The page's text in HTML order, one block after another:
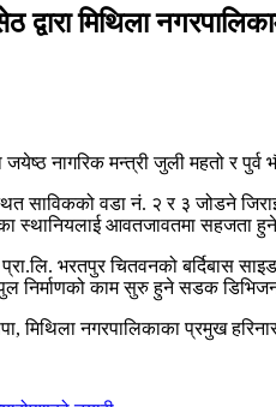
द्वारा मिथिला
नागरिक मन्त्री जुली महतो र पुर्व
साविकको वडा नं. २ र ३ जोडने
स्थानियलाई आवतजावतमा सहजता
भरतपुर चितवनको बर्दिबास
निर्माणको काम सुरु हुने सडक
मिथिला नगरपालिकाका प्रमुख